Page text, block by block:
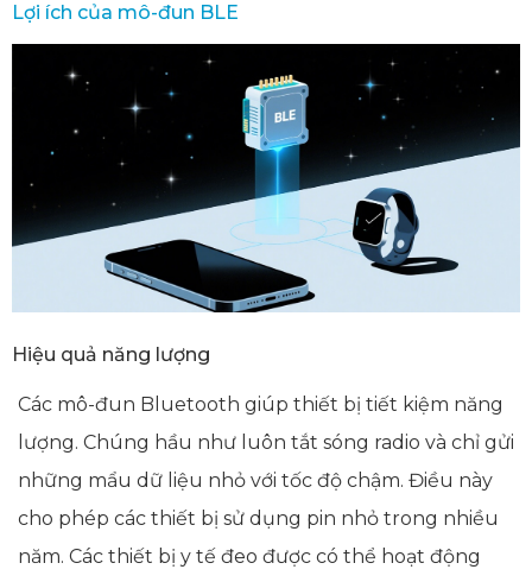
Lợi ích của mô-đun BLE
Hiệu quả năng lượng
Các mô-đun Bluetooth giúp thiết bị tiết kiệm năng
lượng. Chúng hầu như luôn tắt sóng radio và chỉ gửi
những mẩu dữ liệu nhỏ với tốc độ chậm. Điều này
cho phép các thiết bị sử dụng pin nhỏ trong nhiều
năm. Các thiết bị y tế đeo được có thể hoạt động